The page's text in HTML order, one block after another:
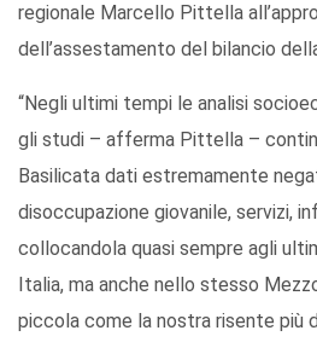
regionale Marcello Pittella
dell’assestamento del bilancio
“Negli ultimi tempi le analisi
gli studi – afferma Pittella –
Basilicata dati estremamente
disoccupazione giovanile, servizi,
collocandola quasi sempre agli
Italia, ma anche nello stesso
piccola come la nostra risente più